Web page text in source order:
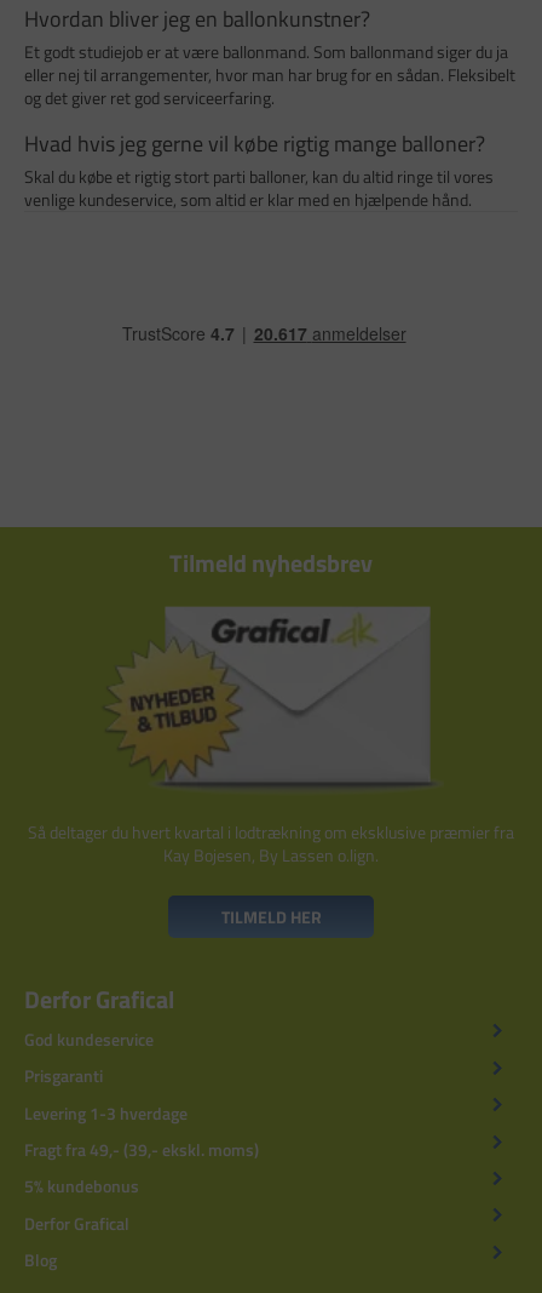
Hvordan bliver jeg en ballonkunstner?
Et godt studiejob er at være ballonmand. Som ballonmand siger du ja
eller nej til arrangementer, hvor man har brug for en sådan. Fleksibelt
og det giver ret god serviceerfaring.
Hvad hvis jeg gerne vil købe rigtig mange balloner?
Skal du købe et rigtig stort parti balloner, kan du altid ringe til vores
venlige kundeservice, som altid er klar med en hjælpende hånd.
Tilmeld nyhedsbrev
Så deltager du hvert kvartal i lodtrækning om eksklusive præmier fra
Kay Bojesen, By Lassen o.lign.
TILMELD HER
Derfor Grafical
God kundeservice
Prisgaranti
Levering 1-3 hverdage
Fragt fra 49,- (39,- ekskl. moms)
5% kundebonus
Derfor Grafical
Blog